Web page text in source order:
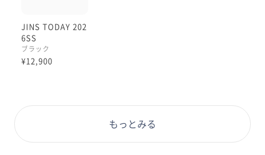
JINS TODAY 202
6SS
ブラック
¥12,900
もっとみる